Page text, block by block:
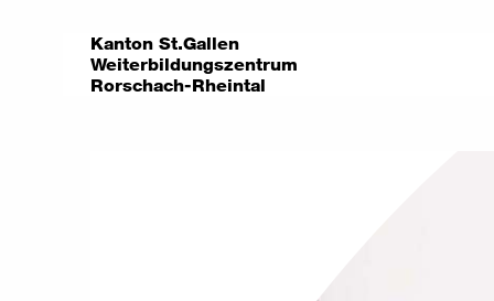
Kanton St.Gallen
Weiterbildungszentrum
Rorschach-Rheintal